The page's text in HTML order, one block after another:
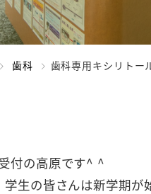
歯科 歯科専用キシリトー
付の高原です^ ^
生の皆さんは新学期が